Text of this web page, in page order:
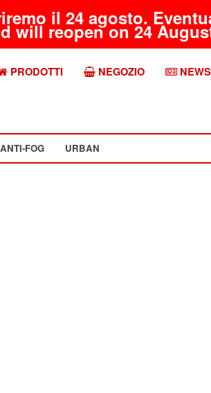
il 24 agosto.
will reopen on 24
PRODOTTI NEGOZIO
ANTI-FOG URBAN